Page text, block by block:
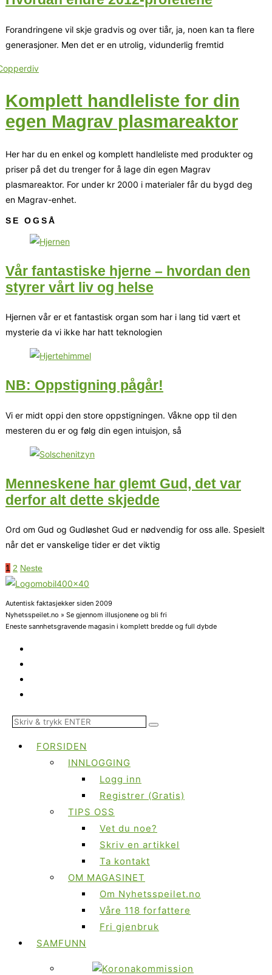
Forandringene vil skje gradvis og over tiår, ja, noen kan ta flere
generasjoner. Men det er en utrolig, vidunderlig fremtid
Komplett handleliste for din
egen Magrav plasmareaktor
Her har du en enkel og komplett handleliste med produkter og
priser på det du trenger for å lage din egen Magrav
plasmareaktor. For under kr 2000 i materialer får du bygd deg
en Magrav-enhet.
SE OGSÅ
Vår fantastiske hjerne – hvordan den
styrer vårt liv og helse
Hjernen vår er et fantastisk organ som har i lang tid vært et
mysterie da vi ikke har hatt teknologien
NB: Oppstigning pågår!
Vi er midt oppi den store oppstigningen. Våkne opp til den
mesteren du er og følg din egen intuisjon, så
Menneskene har glemt Gud, det var
derfor alt dette skjedde
Ord om Gud og Gudløshet Gud er nødvendig for oss alle. Spesielt
når det er vanskelige tider er det viktig
1 2 Neste
Autentisk faktasjekker siden 2009
Nyhetsspeilet.no » Se gjennom illusjonene og bli fri
Eneste sannhetsgravende magasin i komplett bredde og full dybde
FORSIDEN
INNLOGGING
Logg inn
Registrer (Gratis)
TIPS OSS
Vet du noe?
Skriv en artikkel
Ta kontakt
OM MAGASINET
Om Nyhetsspeilet.no
Våre 118 forfattere
Fri gjenbruk
SAMFUNN